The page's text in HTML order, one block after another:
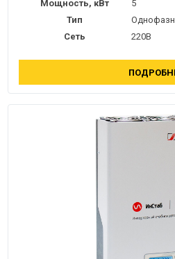
Мощность, кВт
5
Тип
Сеть
220В